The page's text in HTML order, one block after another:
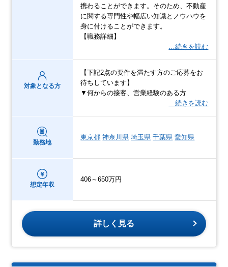
携わることができます。そのため、不動産
に関する専門性や幅広い知識とノウハウを
身に付けることができます。
【職務詳細】
…続きを読む
対象となる方
【下記2点の要件を満たす方のご応募をお
待ちしています】
▼何からの接客、営業経験のある方
…続きを読む
勤務地
東京都 神奈川県 埼玉県 千葉県 愛知県
想定年収
406～650万円
詳しく見る